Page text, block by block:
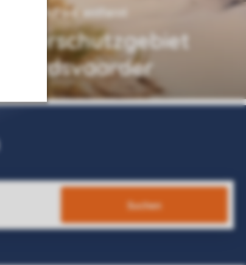
Naturschutzgebiet
Noordsvaarder
3 km vom Park entfernt
Suchen